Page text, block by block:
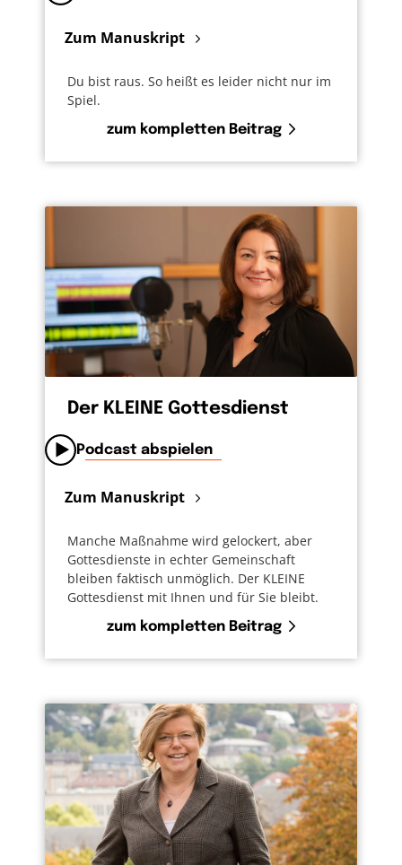
Zum Manuskript
Du bist raus. So heißt es leider nicht nur im
Spiel.
zum kompletten Beitrag
Der KLEINE Gottesdienst
Podcast abspielen
Zum Manuskript
Manche Maßnahme wird gelockert, aber
Gottesdienste in echter Gemeinschaft
bleiben faktisch unmöglich. Der KLEINE
Gottesdienst mit Ihnen und für Sie bleibt.
zum kompletten Beitrag